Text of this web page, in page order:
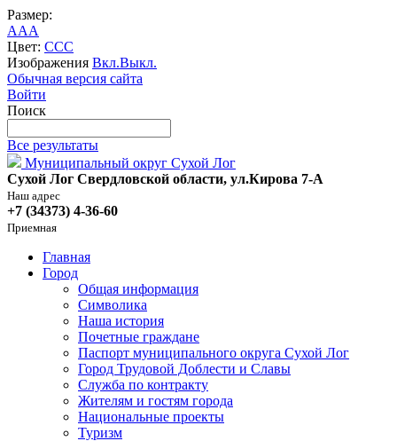
Размер:
AAA
Цвет: CCC
Изображения Вкл.Выкл.
Обычная версия сайта
Войти
Поиск
Все результаты
Муниципальный округ Сухой Лог
Сухой Лог Свердловской области, ул.Кирова 7-А
Наш адрес
+7 (34373) 4-36-60
Приемная
Главная
Город
Общая информация
Символика
Наша история
Почетные граждане
Паспорт муниципального округа Сухой Лог
Город Трудовой Доблести и Славы
Служба по контракту
Жителям и гостям города
Национальные проекты
Туризм